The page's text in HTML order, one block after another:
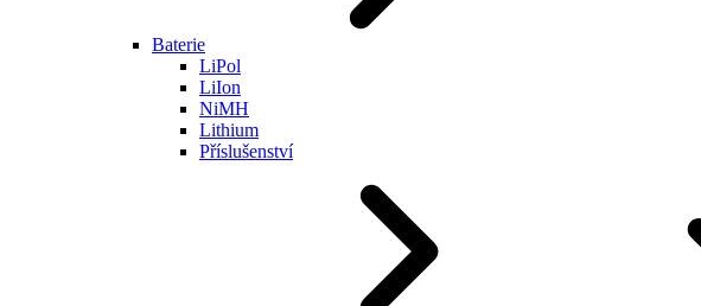
Baterie
LiPol
LiIon
NiMH
Lithium
Příslušenství